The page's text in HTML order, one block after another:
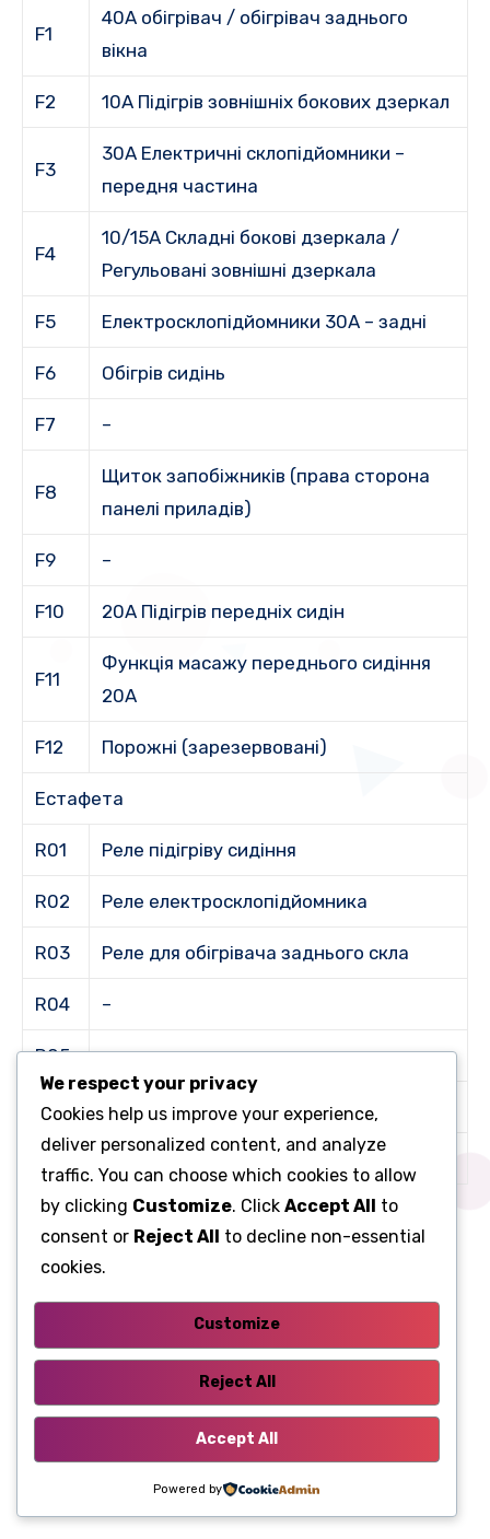
F1
40A обігрівач / обігрівач заднього
вікна
F2 10A Підігрів зовнішніх бокових дзеркал
F3
30A Електричні склопідйомники –
передня частина
F4
10/15A Складні бокові дзеркала /
Регульовані зовнішні дзеркала
F5 Електросклопідйомники 30A – задні
F6 Обігрів сидінь
F7 –
F8
Щиток запобіжників (права сторона
панелі приладів)
F9 –
F10 20A Підігрів передніх сидін
F11
Функція масажу переднього сидіння
20A
F12 Порожні (зарезервовані)
Естафета
R01 Реле підігріву сидіння
R02 Реле електросклопідйомника
R03 Реле для обігрівача заднього скла
R04 –
R05 –
R06 –
–
Моторний відсік
Запобіжник і релейний
У моторному відсіку, під капотом, з лівого боку,
поруч із акумулятором, є запобіжник і реле.
Приклад доступу показано на плануванні.
We respect your privacy
Cookies help us improve your experience,
deliver personalized content, and analyze
traffic. You can choose which cookies to allow
by clicking Customize. Click Accept All to
consent or Reject All to decline non-essential
cookies.
Customize
Reject All
Accept All
Powered by